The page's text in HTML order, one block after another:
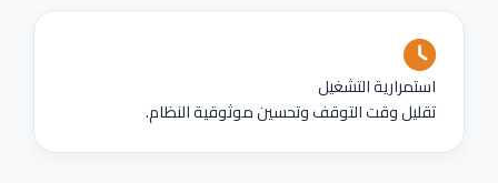
استمرارية التشغيل
تقليل وقت التوقف وتحسين موثوقية النظام.